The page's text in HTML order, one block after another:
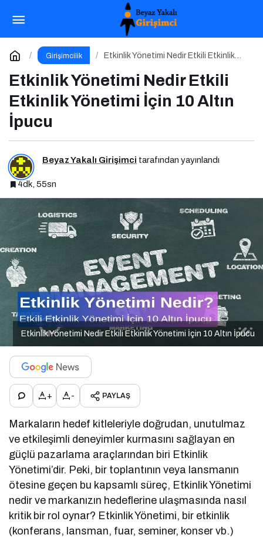
Girişimcilik
Etkinlik Yönetimi Nedir Etkili Etkinlik
Etkinlik Yönetimi Nedir Etkili
Etkinlik Yönetimi İçin 10 Altın
İpucu
Beyaz Yakalı Girişimci tarafından yayınlandı
4dk, 55sn
Etkinlik Yönetimi Nedir Etkili Etkinlik Yönetimi İçin 10 Altın İpucu
+ - PAYLAŞ
Markaların hedef kitleleriyle doğrudan, unutulmaz
ve etkileşimli deneyimler kurmasını sağlayan en
güçlü pazarlama araçlarından biri Etkinlik
Yönetimi’dir. Peki, bir toplantının veya lansmanın
ötesine geçen bu kapsamlı süreç, Etkinlik Yönetimi
nedir ve markanızın hedeflerine ulaşmasında nasıl
kritik bir rol oynar? Etkinlik Yönetimi, bir etkinlik
(konferans, lansman, fuar, seminer, konser vb.)
Kişisel Markalaşma Nedir Etkili Kişisel
Markalaşma için 10 Altın İpucu
Yorum Yap